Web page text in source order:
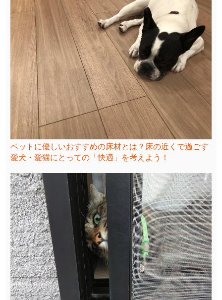
ペットに優しいおすすめの床材とは？床の近くで過ごす
愛犬・愛猫にとっての「快適」を考えよう！